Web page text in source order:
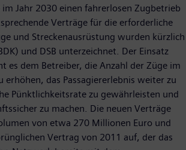
Jahr 2030 einen fahrerlosen Zugbetrieb
Verträge für die erforderliche
und Streckenausrüstung wurden kürzlich
und DSB unterzeichnet. Der Einsatz
es dem Betreiber, die Anzahl der Züge im
erhöhen, das Passagiererlebnis weiter zu
Pünktlichkeitsrate zu gewährleisten und
zu machen. Die neuen Verträge
von etwa 270 Millionen Euro und
Vertrag von 2011 auf, der das